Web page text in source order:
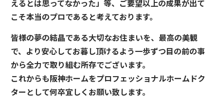
えるとは思ってなかった」等、ご要望以上の成果が出て
こそ本当のプロであると考えております。
皆様の夢の結晶である大切なお住まいを、最高の美観
で、より安心してお暮し頂けるよう一歩ずつ目の前の事
から全力で取り組む所存でございます。
これからも阪神ホームをプロフェッショナルホームドク
ターとして何卒宜しくお願い致します。